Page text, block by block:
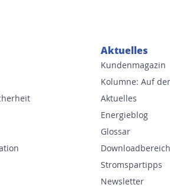
Aktuelles
Kundenmagazin
Kolumne: Auf
Aktuelles
Energieblog
Glossar
Downloadbereich
Stromspartipps
Newsletter